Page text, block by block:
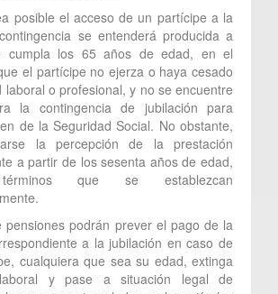
posible el acceso de un partícipe a la
se entenderá producida a
cumpla los 65 años de edad, en el
el partícipe no ejerza o haya cesado
laboral o profesional, y no se encuentre
la contingencia de jubilación para
de la Seguridad Social. No obstante,
la percepción de la prestación
a partir de los sesenta años de edad,
que se establezcan
pensiones podrán prever el pago de la
a la jubilación en caso de
cualquiera que sea su edad, extinga
y pase a situación legal de